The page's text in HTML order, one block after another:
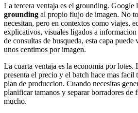
La tercera ventaja es el grounding. Google
grounding al propio flujo de imagen. No
necesitan, pero en contextos como viajes,
explicativos, visuales ligados a informacion
de consultas de busqueda, esta capa puede
unos centimos por imagen.
La cuarta ventaja es la economia por lotes.
presenta el precio y el batch hace mas facil
plan de produccion. Cuando necesitas
planificar tamanos y separar borradores de
mucho.